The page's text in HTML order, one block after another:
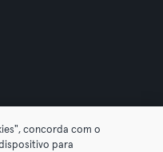
All rights reserved.
concorda com o
para